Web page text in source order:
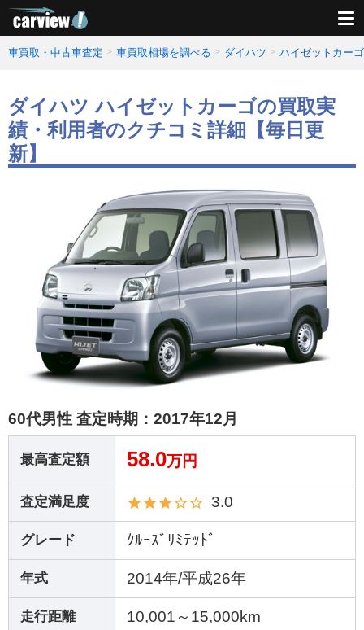
車買取・中古車査定 車買取相場を調べる ダイハツ ハイゼットカー
ダイハツ ハイゼットカーゴの買取実
績・利用者のクチコミ詳細【毎日更
新】
60代男性 査定時期： 2017年12月
最高査定額 58.0万円
査定満足度 3.0
グレード ｸﾙｰｽﾞﾘﾐﾃｯﾄﾞ
年式 2014年/平成26年
走行距離 10,001～15,000km